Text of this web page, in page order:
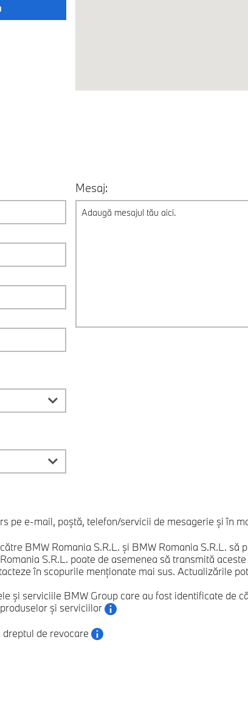
Mesaj:
pe e-mail, poștă, telefon/servicii de mesagerie și în
BMW Romania S.R.L. și BMW Romania S.R.L. să
S.R.L. poate de asemenea să transmită
în scopurile menționate mai sus. Actualizările
și serviciile BMW Group care au fost identificate de
și serviciilor
de revocare